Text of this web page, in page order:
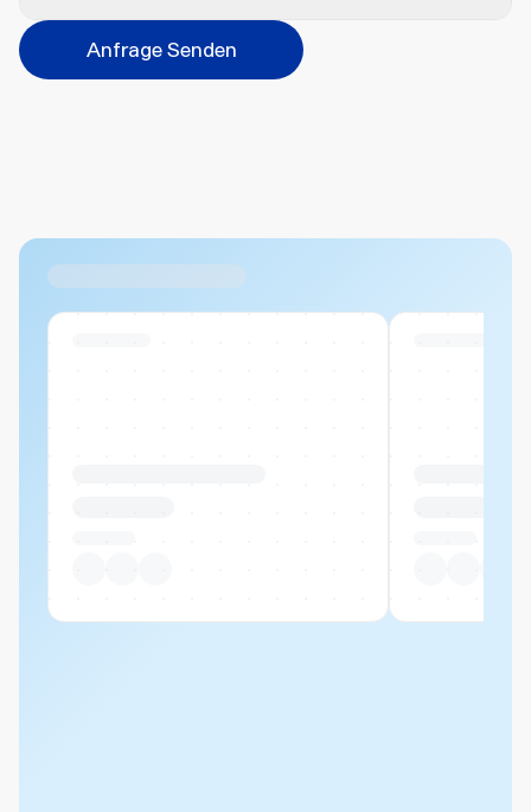
Veredelungsart
Anfrage Senden